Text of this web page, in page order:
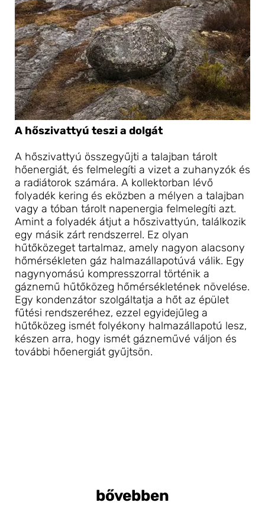
A hőszivattyú teszi a dolgát
A hőszivattyú összegyűjti a talajban tárolt
hőenergiát, és felmelegíti a vizet a zuhanyzók és
a radiátorok számára. A kollektorban lévő
folyadék kering és eközben a mélyen a talajban
vagy a tóban tárolt napenergia felmelegíti azt.
Amint a folyadék átjut a hőszivattyún, találkozik
egy másik zárt rendszerrel. Ez olyan
hűtőközeget tartalmaz, amely nagyon alacsony
hőmérsékleten gáz halmazállapotúvá válik. Egy
nagynyomású kompresszorral történik a
gáznemű hűtőközeg hőmérsékletének növelése.
Egy kondenzátor szolgáltatja a hőt az épület
fűtési rendszeréhez, ezzel egyidejűleg a
hűtőközeg ismét folyékony halmazállapotú lesz,
készen arra, hogy ismét gázneművé váljon és
további hőenergiát gyűjtsön.
bővebben